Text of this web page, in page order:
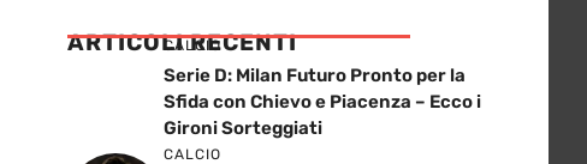
ARTICOLI RECENTI
CALCIO
Serie D: Milan Futuro Pronto per la
Sfida con Chievo e Piacenza – Ecco i
Gironi Sorteggiati
CALCIO